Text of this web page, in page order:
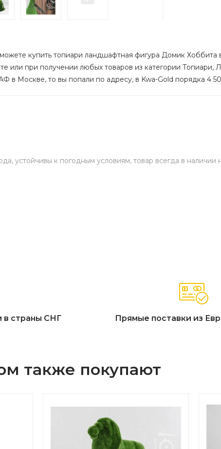
купить топиари ландшафтная фигура Домик
или при получении любых товаров из категории
в Москве, то вы попали по адресу, в Kwa-Gold порядка 4
устойчивы к погодным условиям, товар всегда в
в страны СНГ Прямые поставки из
также покупают